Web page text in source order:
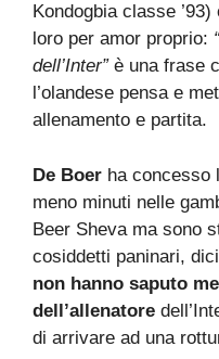
Kondogbia classe
loro per amor proprio:
dell’Inter”è una frase
l’olandese pensa e
allenamento e partita.
De Boer ha concesso
meno minuti nelle
Beer Sheva ma sono
cosiddetti paninari,
non hanno saputo
dell’allenatore
di arrivare ad una